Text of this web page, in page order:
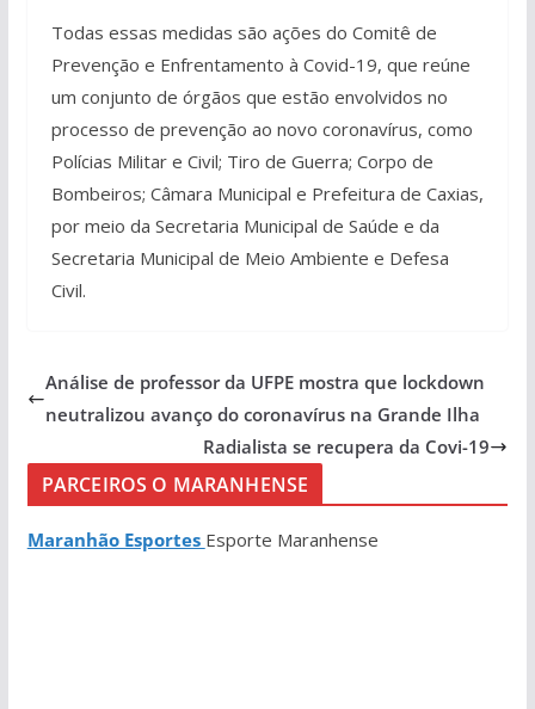
Todas essas medidas são ações do Comitê de
Prevenção e Enfrentamento à Covid-19, que reúne
um conjunto de órgãos que estão envolvidos no
processo de prevenção ao novo coronavírus, como
Polícias Militar e Civil; Tiro de Guerra; Corpo de
Bombeiros; Câmara Municipal e Prefeitura de Caxias,
por meio da Secretaria Municipal de Saúde e da
Secretaria Municipal de Meio Ambiente e Defesa
Civil.
Análise de professor da UFPE mostra que lockdown
neutralizou avanço do coronavírus na Grande Ilha
Radialista se recupera da Covi-19
PARCEIROS O MARANHENSE
Maranhão Esportes Esporte Maranhense